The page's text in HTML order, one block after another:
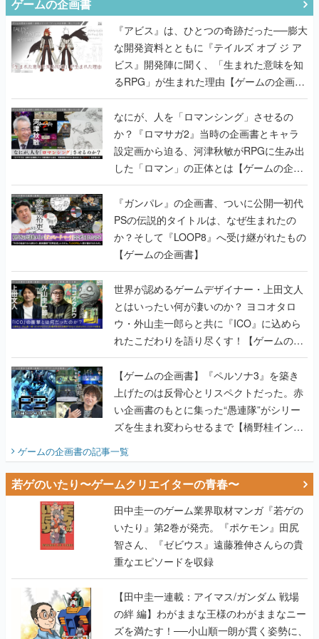
ゲームの企画書
『アビス』は、ひとつの奇跡だった──膨大
な開発資料とともに『テイルズ オブ ジ ア
ビス』開発陣に聞く、「生まれた意味を知
るRPG」が生まれた理由【ゲームの企画
書】
なにが、人を「ロマンシング」させるの
か？『ロマサガ2』当時の企画書とキャラ
設定画から迫る、河津秋敏がRPGに生み出
した「ロマン」の正体とは【ゲームの企画
書】
『ガンパレ』の企画書、ついに公開━初代
PSの伝説的タイトルは、なぜ生まれたの
か？そして『LOOP8』へ受け継がれたもの
【ゲームの企画書】
世界が認めるゲームデザイナー・上田文人
とはいったい何が凄いのか？ ヨコオタロ
ウ・外山圭一郎らと共に『ICO』に込めら
れたこだわりを語り尽くす！【ゲームの企
画書】
【ゲームの企画書】『ペルソナ3』を築き
上げたのは反骨心とリスペクトだった。赤
い企画書のもとに集った“愚連隊”がシリー
ズを生まれ変わらせるまで【橋野桂インタ
ビュー】
ゲームの企画書の記事一覧
若ゲのいたり〜ゲームクリエイターの青春〜
田中圭一のゲーム業界取材マンガ『若ゲの
いたり』第2巻が発売。『ポケモン』田尻
智さん、『ゼビウス』遠藤雅伸さんらの貴
重なエピソードを収録
【田中圭一連載：アイマス/ガンダム 戦場
の絆 編】わがままな王様のわがままなニー
ズを満たす！──小山順一朗が貫く姿勢に、